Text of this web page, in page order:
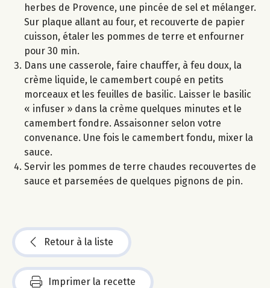
herbes de Provence, une pincée de sel et mélanger.
Sur plaque allant au four, et recouverte de papier
cuisson, étaler les pommes de terre et enfourner
pour 30 min.
Dans une casserole, faire chauffer, à feu doux, la
crème liquide, le camembert coupé en petits
morceaux et les feuilles de basilic. Laisser le basilic
« infuser » dans la crème quelques minutes et le
camembert fondre. Assaisonner selon votre
convenance. Une fois le camembert fondu, mixer la
sauce.
Servir les pommes de terre chaudes recouvertes de
sauce et parsemées de quelques pignons de pin.
Retour à la liste
Imprimer la recette